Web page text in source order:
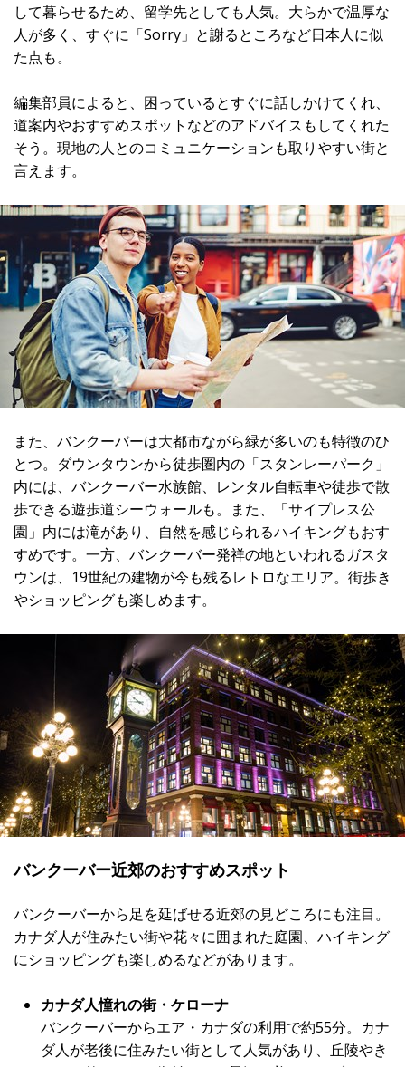
して暮らせるため、留学先としても人気。大らかで温厚な
人が多く、すぐに「Sorry」と謝るところなど日本人に似
た点も。
編集部員によると、困っているとすぐに話しかけてくれ、
道案内やおすすめスポットなどのアドバイスもしてくれた
そう。現地の人とのコミュニケーションも取りやすい街と
言えます。
また、バンクーバーは大都市ながら緑が多いのも特徴のひ
とつ。ダウンタウンから徒歩圏内の「スタンレーパーク」
内には、バンクーバー水族館、レンタル自転車や徒歩で散
歩できる遊歩道シーウォールも。また、「サイプレス公
園」内には滝があり、自然を感じられるハイキングもおす
すめです。一方、バンクーバー発祥の地といわれるガスタ
ウンは、19世紀の建物が今も残るレトロなエリア。街歩き
やショッピングも楽しめます。
バンクーバー近郊のおすすめスポット
バンクーバーから足を延ばせる近郊の見どころにも注目。
カナダ人が住みたい街や花々に囲まれた庭園、ハイキング
にショッピングも楽しめるなどがあります。
カナダ人憧れの街・ケローナ
バンクーバーからエア・カナダの利用で約55分。カナ
ダ人が老後に住みたい街として人気があり、丘陵やき